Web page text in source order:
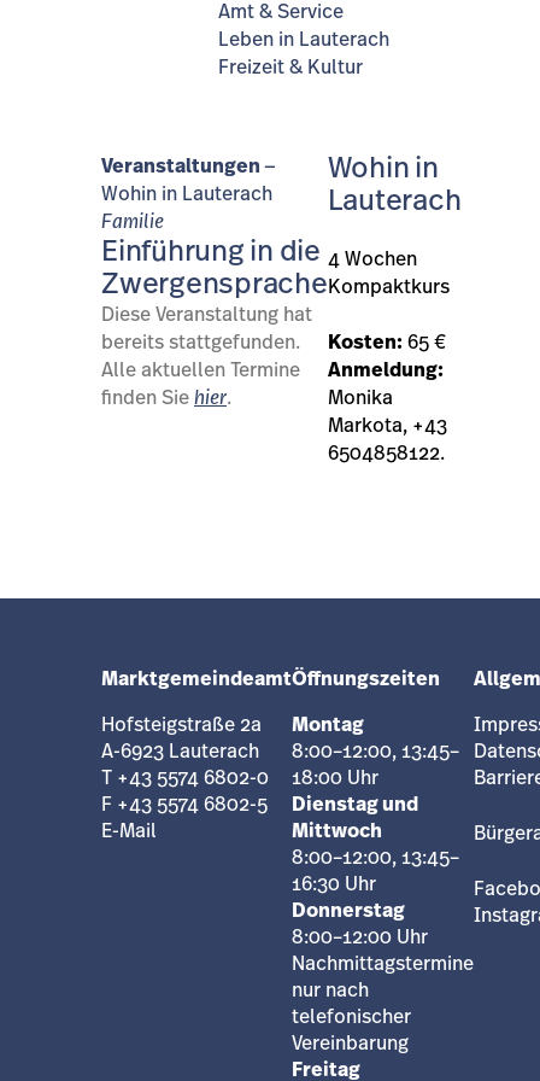
Amt & Service
Leben in Lauterach
Freizeit & Kultur
Veranstaltungen
Wohin in Lauterach
Familie
Einführung in die
Zwergensprache
Diese Veranstaltung hat
bereits stattgefunden.
Alle aktuellen Termine
finden Sie hier.
Wohin in
Lauterach
4 Wochen
Kompaktkurs
Kosten: 65 €
Anmeldung:
Monika
Markota, +43
6504858122.
Marktgemeindeamt
Hofsteigstraße 2a
A-6923 Lauterach
T +43 5574 6802-0
F +43 5574 6802-5
E-Mail
Öffnungszeiten
Montag
8:00–12:00, 13:45–
18:00 Uhr
Dienstag und
Mittwoch
8:00–12:00, 13:45–
16:30 Uhr
Donnerstag
8:00–12:00 Uhr
Nachmittagstermine
nur nach
telefonischer
Vereinbarung
Freitag